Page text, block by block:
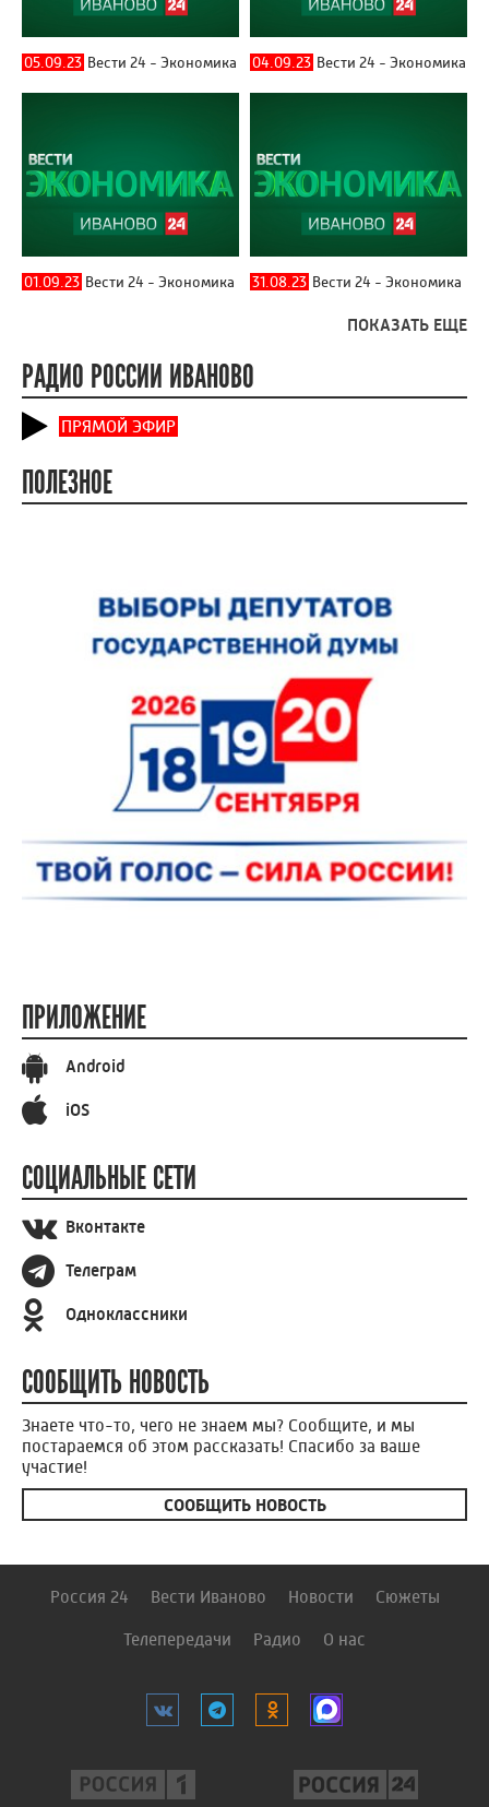
05.09.23 Вести 24 - Экономика 04.09.23 Вести 24 - Экономика
01.09.23 Вести 24 - Экономика 31.08.23 Вести 24 - Экономика
ПОКАЗАТЬ ЕЩЕ
РАДИО РОССИИ ИВАНОВО
ПРЯМОЙ ЭФИР
ПОЛЕЗНОЕ
ПРИЛОЖЕНИЕ
Android
iOS
СОЦИАЛЬНЫЕ СЕТИ
Вконтакте
Телеграм
Одноклассники
СООБЩИТЬ НОВОСТЬ
Знаете что-то, чего не знаем мы? Сообщите, и мы
постараемся об этом рассказать! Спасибо за ваше
участие!
СООБЩИТЬ НОВОСТЬ
Россия 24 Вести Иваново Новости Сюжеты
Телепередачи Радио О нас